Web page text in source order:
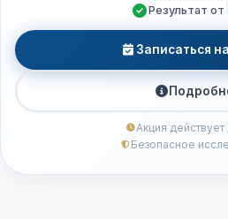
Результат от
Записаться
Акция действует
Безопасное